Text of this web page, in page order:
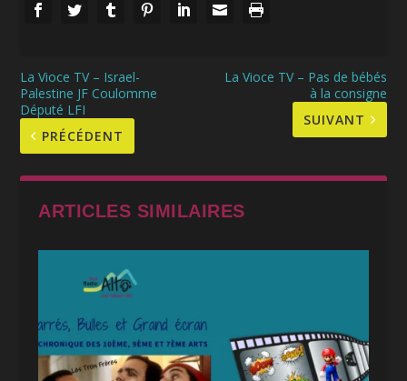
La Vioce TV – Israel-
Palestine JF Coulomme
Député LFI
PRÉCÉDENT
La Vioce TV – Pas de bébés
à la consigne
SUIVANT
ARTICLES SIMILAIRES